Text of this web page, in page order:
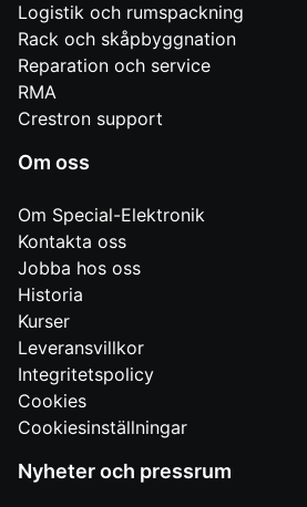
Logistik och rumspackning
Rack och skåpbyggnation
Reparation och service
RMA
Crestron support
Om oss
Om Special-Elektronik
Kontakta oss
Jobba hos oss
Historia
Kurser
Leveransvillkor
Integritetspolicy
Cookies
Cookiesinställningar
Nyheter och pressrum